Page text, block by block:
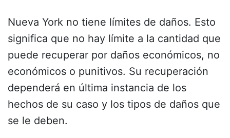
Nueva York no tiene límites de daños. Esto
significa que no hay límite a la cantidad que
puede recuperar por daños económicos, no
económicos o punitivos. Su recuperación
dependerá en última instancia de los
hechos de su caso y los tipos de daños que
se le deben.